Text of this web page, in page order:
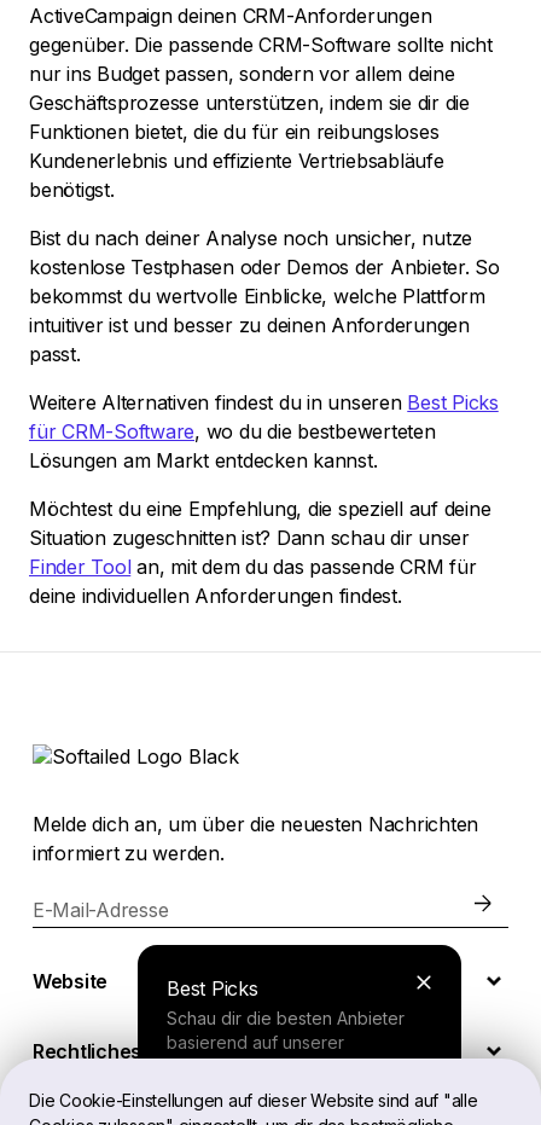
Die Cookie-Einstellungen auf dieser Website sind auf "alle
ActiveCampaign deinen CRM-Anforderungen
gegenüber. Die passende CRM-Software sollte nicht
nur ins Budget passen, sondern vor allem deine
Geschäftsprozesse unterstützen, indem sie dir die
Funktionen bietet, die du für ein reibungsloses
Kundenerlebnis und effiziente Vertriebsabläufe
benötigst.
Bist du nach deiner Analyse noch unsicher, nutze
kostenlose Testphasen oder Demos der Anbieter. So
bekommst du wertvolle Einblicke, welche Plattform
intuitiver ist und besser zu deinen Anforderungen
passt.
Weitere Alternativen findest du in unseren Best Picks
für CRM-Software, wo du die bestbewerteten
Lösungen am Markt entdecken kannst.
Möchtest du eine Empfehlung, die speziell auf deine
Situation zugeschnitten ist? Dann schau dir unser
Finder Toolan, mit dem du das passende CRM für
deine individuellen Anforderungen findest.
Best Picks
Schau dir die besten Anbieter
basierend auf unserer
Melde dich an, um über die neuesten Nachrichten
informiert zu werden.
E-Mail-Adresse
Website
Rechtliches